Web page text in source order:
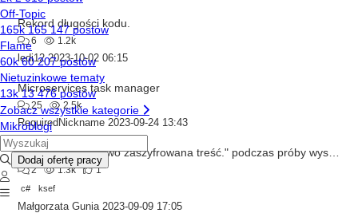
Rekord długości kodu.
6 1.2k
ledi12 2023-10-02 06:15
Microservices task manager
25 2.5k
RequiredNickname 2023-09-24 13:43
2 1.3k
1
c#
ksef
Małgorzata Gunia 2023-09-09 17:05